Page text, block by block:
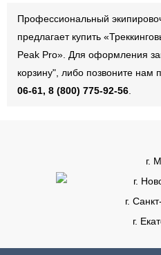
Профессиональный
предлагает купить
Peak Pro». Для оформления
корзину", либо позвоните нам
06-61, 8 (800) 775-92-56
г.
г.
г.
г.